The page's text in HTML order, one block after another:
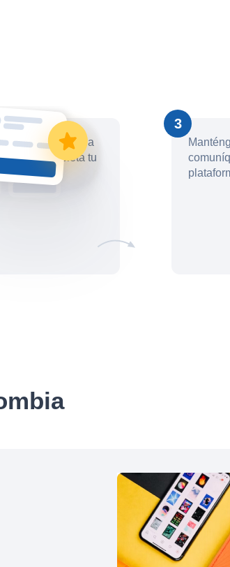
y selecciona
Completa tu
3